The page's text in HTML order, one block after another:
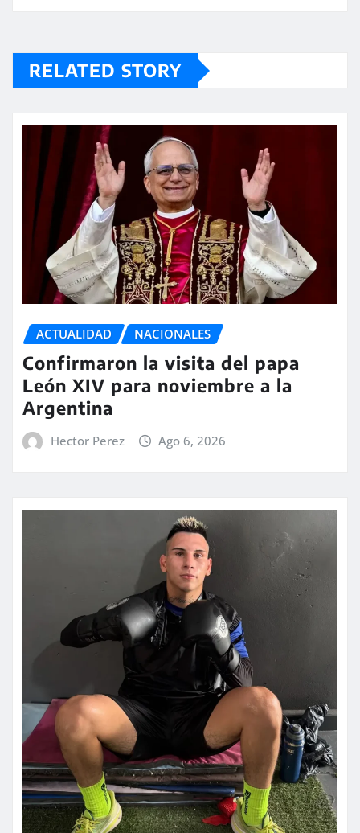
RELATED STORY
ACTUALIDAD NACIONALES
Confirmaron la visita del papa
León XIV para noviembre a la
Argentina
Hector Perez Ago 6, 2026